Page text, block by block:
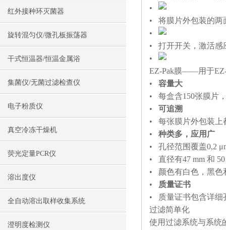
红外接种环灭菌器
旋转混匀仪/微孔板振荡器
干式恒温器/恒温金属浴
集菌仪/无菌过滤检查仪
电子粉质仪
真空冷冻干燥机
荧光定量PCR仪
溶出度仪
全自动溶出取样收集系统
澄明度检测仪
•
• 将膜片外包装的两
•
• 打开开关，激活感
•
EZ-Pak膜——用于
• 容量大
• 每盒含150张膜片
• 可追溯
• 每张膜片外包装上
• 种类多，应用广
• 孔径范围覆盖0,2
• 直径有47 mm 和 50
• 颜色有白色，黑色
•
质量证书
• 质量证书包含详细
过滤简单化
使用过滤系统与系统